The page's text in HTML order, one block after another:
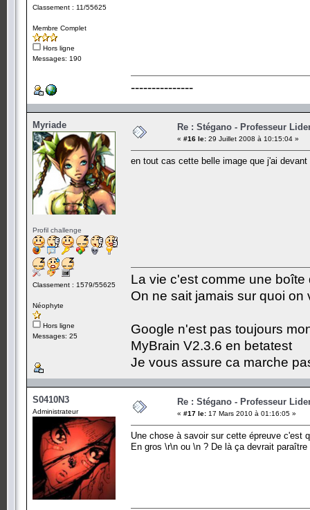
Classement : 11/55625
Membre Complet
Hors ligne
Messages: 190
---------------
Myriade
Profil challenge
Classement : 1579/55625
Néophyte
Hors ligne
Messages: 25
Re : Stégano - Professeur
« #16 le: 29 Juillet 2008 à 10:15:04 »
en tout cas cette belle image que j'ai
La vie c'est comme une boîte
On ne sait jamais sur quoi on
Google n'est pas toujours
MyBrain V2.3.6 en betatest
Je vous assure ca marche
S0410N3
Administrateur
Re : Stégano - Professeur
« #17 le: 17 Mars 2010 à 01:16:05 »
Une chose à savoir sur cette épreuve c'est
En gros \r\n ou \n ? De là ça devrait